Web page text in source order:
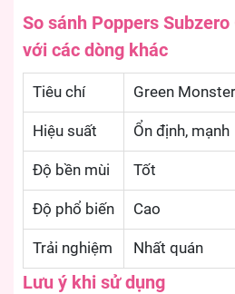
So sánh Poppers
với các dòng khác
Tiêu chí Green Monster
Hiệu suất Ổn định, mạnh
Độ bền mùi Tốt
Độ phổ biến Cao
Trải nghiệm Nhất quán
Lưu ý khi sử dụng